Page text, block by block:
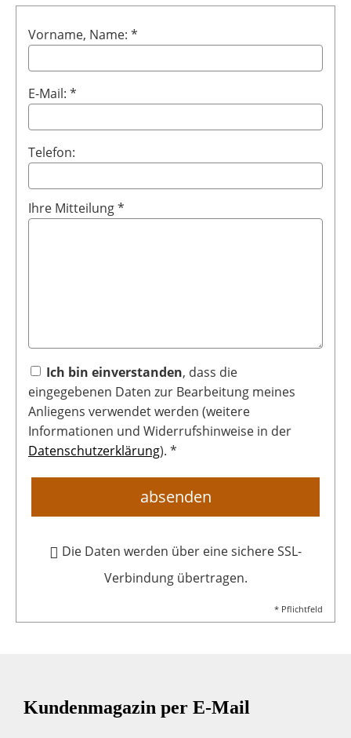
Vorname, Name: *
E-Mail: *
Telefon:
Ihre Mitteilung *
Ich bin einverstanden, dass die
eingegebenen Daten zur Bearbeitung meines
Anliegens verwendet werden (weitere
Informationen und Widerrufshinweise in der
Datenschutzerklärung). *
absenden
Die Daten werden über eine sichere SSL-
Verbindung übertragen.
* Pflichtfeld
Kundenmagazin per E-Mail